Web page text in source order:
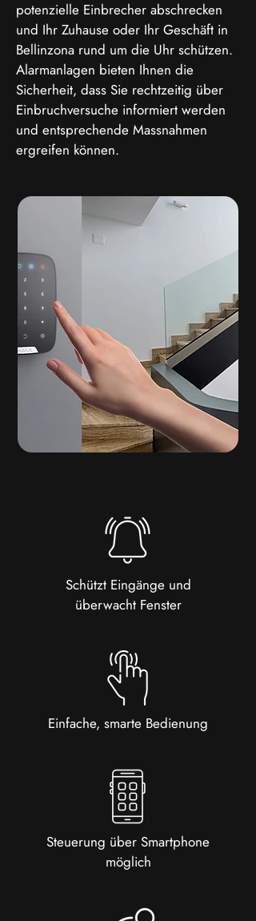
potenzielle Einbrecher abschrecken
und Ihr Zuhause oder Ihr Geschäft in
Bellinzona rund um die Uhr schützen.
Alarmanlagen bieten Ihnen die
Sicherheit, dass Sie rechtzeitig über
Einbruchversuche informiert werden
und entsprechende Massnahmen
ergreifen können.
Schützt Eingänge und
überwacht Fenster
Einfache, smarte Bedienung
Steuerung über Smartphone
möglich